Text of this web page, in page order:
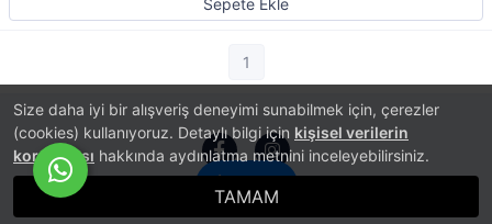
Size daha iyi bir alışveriş deneyimi sunabilmek için, çerezler
(cookies) kullanıyoruz. Detaylı bilgi için kişisel verilerin
korunması hakkında aydınlatma metnini inceleyebilirsiniz.
TAMAM
Sepete Ekle
1
İletişim
E-Ticaret Sistemi